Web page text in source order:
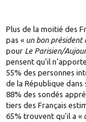
Plus de la moitié des
pas « un bon président
pour Le Parisien/
pensent qu'il
55% des personnes
de la République dans
88% des sondés
tiers des Français
65% trouvent qu'il a «